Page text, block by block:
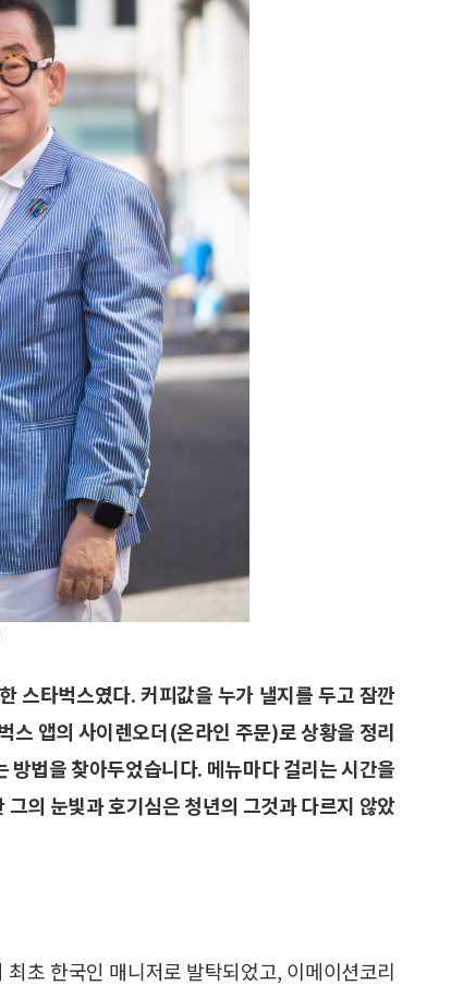
스타벅스였다. 커피값을 누가 낼지를 두고 잠깐
스 앱의 사이렌오더(온라인 주문)로 상황을 정리
법을 찾아두었습니다. 메뉴마다 걸리는 시간을
의 눈빛과 호기심은 청년의 그것과 다르지 않았
초 한국인 매니저로 발탁되었고, 이메이션코리